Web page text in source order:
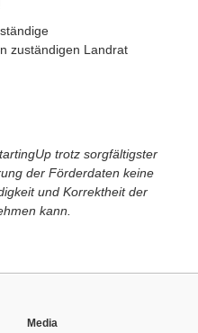
zuständigen Landrat
trotz sorgfältigster
der Förderdaten keine
und Korrektheit der
kann.
Media